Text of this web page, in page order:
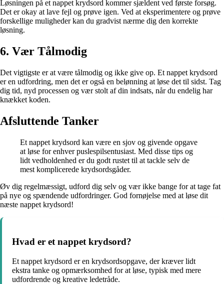
Løsningen på et nappet krydsord kommer sjældent ved første forsøg.
Det er okay at lave fejl og prøve igen. Ved at eksperimentere og prøve
forskellige muligheder kan du gradvist nærme dig den korrekte
løsning.
6. Vær Tålmodig
Det vigtigste er at være tålmodig og ikke give op. Et nappet krydsord
er en udfordring, men det er også en belønning at løse det til sidst. Tag
dig tid, nyd processen og vær stolt af din indsats, når du endelig har
knækket koden.
Afsluttende Tanker
Et nappet krydsord kan være en sjov og givende opgave
at løse for enhver puslespilsentusiast. Med disse tips og
lidt vedholdenhed er du godt rustet til at tackle selv de
mest komplicerede krydsordsgåder.
Øv dig regelmæssigt, udford dig selv og vær ikke bange for at tage fat
på nye og spændende udfordringer. God fornøjelse med at løse dit
næste nappet krydsord!
Hvad er et nappet krydsord?
Et nappet krydsord er en krydsordsopgave, der kræver lidt
ekstra tanke og opmærksomhed for at løse, typisk med mere
udfordrende og kreative ledetråde.